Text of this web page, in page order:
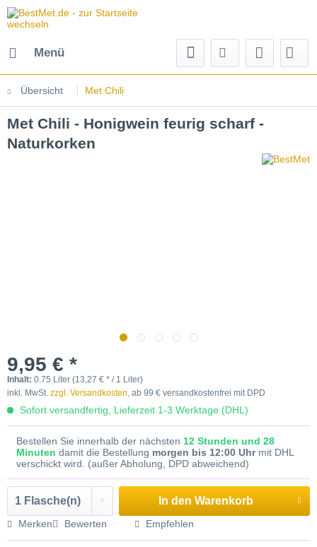
Menü
Übersicht Met Chili
Met Chili - Honigwein feurig scharf -
Naturkorken
9,95 € *
Inhalt: 0.75 Liter (13,27 € * / 1 Liter)
inkl. MwSt. zzgl. Versandkosten, ab 99 € versandkostenfrei mit DPD
Sofort versandfertig, Lieferzeit 1-3 Werktage (DHL)
Bestellen Sie innerhalb der nächsten 12 Stunden und 28
Minuten damit die Bestellung morgen bis 12:00 Uhrmit DHL
verschickt wird. (außer Abholung, DPD abweichend)
In den Warenkorb
Merken Bewerten Empfehlen